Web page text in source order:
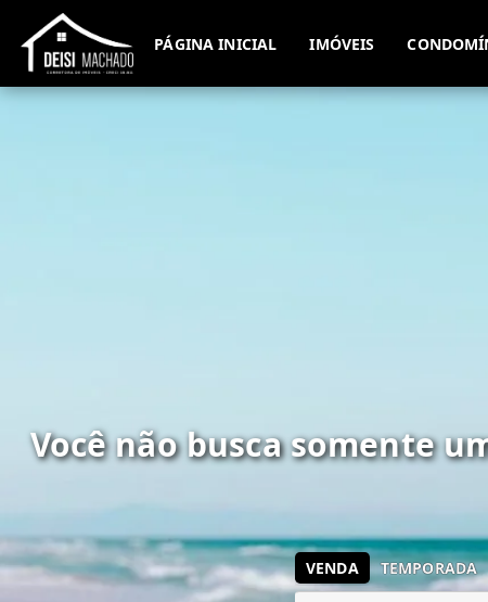
PÁGINA INICIAL IMÓVEIS
Você não busca somente
VENDA TEMPORADA